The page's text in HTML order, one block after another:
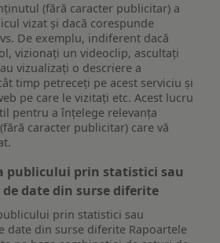
(fără caracter publicitar) a
vizat și dacă corespunde
De exemplu, indiferent dacă
vizionați un videoclip, ascultați
vizualizați o descriere a
timp petreceți pe acest serviciu și
pe care le vizitați etc. Acest lucru
pentru a înțelege relevanța
caracter publicitar) care vă
publicului prin statistici sau
date din surse diferite
prin statistici sau
date din surse diferite Rapoartele